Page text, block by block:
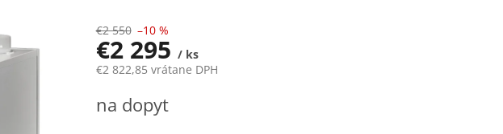
€2 550 –10 %
€2 295 / ks
€2 822,85 vrátane DPH
cena:
na dopyt